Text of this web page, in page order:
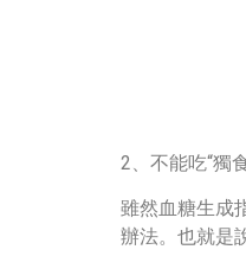
2、不能吃“獨
雖然血糖生成
辦法。也就是